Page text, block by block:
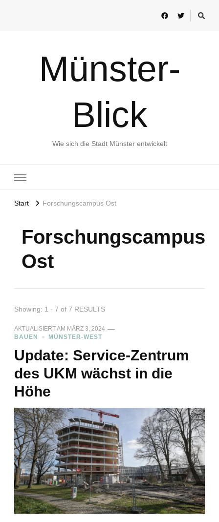
Münster-
Blick
Wie sich die Stadt Münster entwickelt
Start Forschungscampus Ost
Forschungscampus
Ost
Showing: 1 - 7 of 7 RESULTS
AKTUALISIERT AM MÄRZ 3, 2024
BAUEN
MÜNSTER-WEST
Update: Service-Zentrum
des UKM wächst in die
Höhe